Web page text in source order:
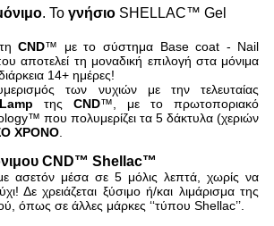
. Το γνήσιοSHELLAC™ Gel
τηCND™ με το σύστημα Base coat - Nail
αποτελεί τη μοναδική επιλογή στα μόνιμα
14+ ημέρες!
των νυχιών με την τελευταίας
τηςCND™, με το πρωτοποριακό
που πολυμερίζει τα 5 δάκτυλα (χεριών
ΧΡΟΝΟ.
CND™ Shellac™
με ασετόν μέσα σε 5 μόλις λεπτά, χωρίς να
Δε χρειάζεται ξύσιμο ή/και λιμάρισμα της
όπως σε άλλες μάρκες ‘‘τύπου Shellac’’.